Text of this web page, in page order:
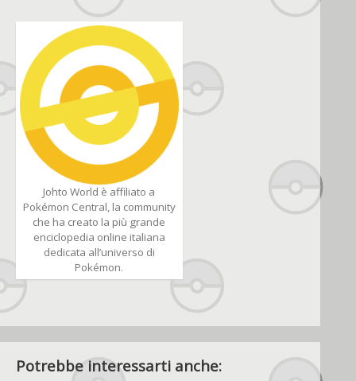
Johto World è affiliato a
Pokémon Central, la community
che ha creato la più grande
enciclopedia online italiana
dedicata all’universo di
Pokémon.
Potrebbe interessarti anche: